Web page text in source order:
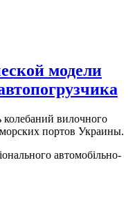
модели
колебаний вилочного
портов Украины.
автомобільно-